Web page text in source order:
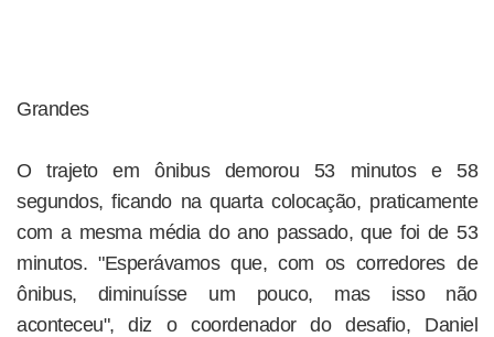
Grandes
O trajeto em ônibus demorou 53 minutos e 58
segundos, ficando na quarta colocação, praticamente
com a mesma média do ano passado, que foi de 53
minutos. "Esperávamos que, com os corredores de
ônibus, diminuísse um pouco, mas isso não
aconteceu", diz o coordenador do desafio, Daniel